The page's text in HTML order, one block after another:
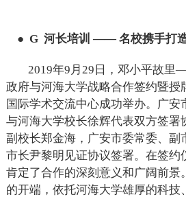
● G 河长培训 —— 名校携手打
2019年9月29日，邓小平故
政府与河海大学战略合作签约暨授
国际学术交流中心成功举办。广安
与河海大学校长徐辉代表双方签署
副校长郑金海，广安市委常委、副
市长尹黎明见证协议签署。 在签约
肯定了合作的深刻意义和广阔前景
的开端，依托河海大学雄厚的科技